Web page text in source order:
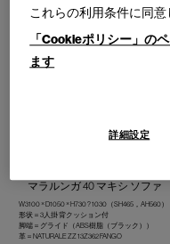
マラルンガ 40 マキシ ソファ
W3100 × D1050 × H730 ? 1030（SH465，AH560）
形状＝3人掛 背クッション付
脚端＝グライド（ABS樹脂（ブラック））
革＝NATURALE ZZ 13Z362 FANGO
これらの利用条件に同意
「Cookieポリシー」の
ます
詳細設定